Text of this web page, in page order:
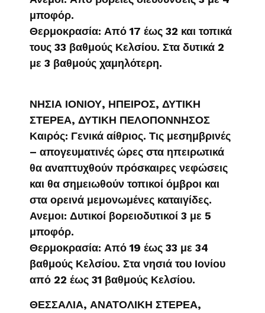
μποφόρ.
Θερμοκρασία: Από 17 έως 32 και τοπικά
τους 33 βαθμούς Κελσίου. Στα δυτικά 2
με 3 βαθμούς χαμηλότερη.
ΝΗΣΙΑ ΙΟΝΙΟΥ, ΗΠΕΙΡΟΣ, ΔΥΤΙΚΗ
ΣΤΕΡΕΑ, ΔΥΤΙΚΗ ΠΕΛΟΠΟΝΝΗΣΟΣ
Καιρός: Γενικά αίθριος. Τις μεσημβρινές
– απογευματινές ώρες στα ηπειρωτικά
θα αναπτυχθούν πρόσκαιρες νεφώσεις
και θα σημειωθούν τοπικοί όμβροι και
στα ορεινά μεμονωμένες καταιγίδες.
Ανεμοι: Δυτικοί βορειοδυτικοί 3 με 5
μποφόρ.
Θερμοκρασία: Από 19 έως 33 με 34
βαθμούς Κελσίου. Στα νησιά του Ιονίου
από 22 έως 31 βαθμούς Κελσίου.
ΘΕΣΣΑΛΙΑ, ΑΝΑΤΟΛΙΚΗ ΣΤΕΡΕΑ,